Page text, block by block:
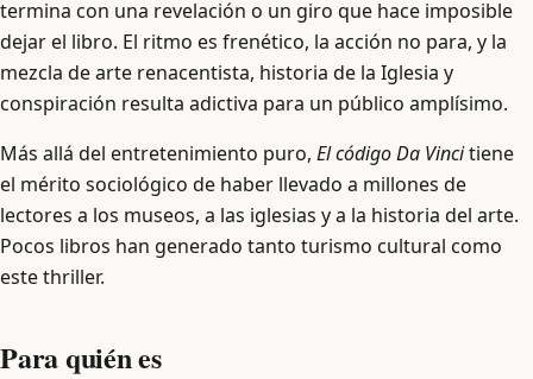
termina con una revelación o un giro que hace imposible
dejar el libro. El ritmo es frenético, la acción no para, y la
mezcla de arte renacentista, historia de la Iglesia y
conspiración resulta adictiva para un público amplísimo.
Más allá del entretenimiento puro, El código Da Vincitiene
el mérito sociológico de haber llevado a millones de
lectores a los museos, a las iglesias y a la historia del arte.
Pocos libros han generado tanto turismo cultural como
este thriller.
Para quién es